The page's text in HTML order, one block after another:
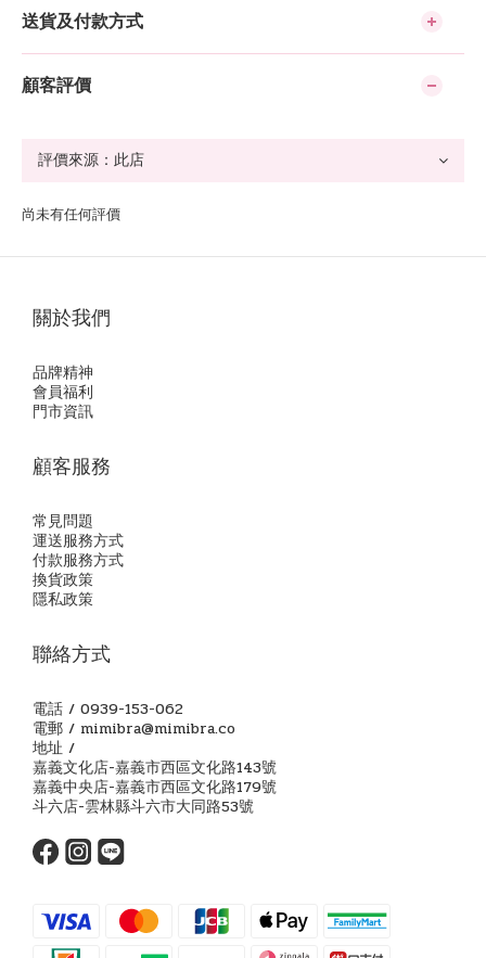
送貨及付款方式
顧客評價
尚未有任何評價
關於我們
品牌精神
會員福利
門市資訊
顧客服務
常見問題
運送服務方式
付款服務方式
換貨政策
隱私政策
聯絡方式
電話 / 0939-153-062
電郵 / mimibra@mimibra.co
地址 /
嘉義文化店-嘉義市西區文化路143號
嘉義中央店-嘉義市西區文化路179號
斗六店-雲林縣斗六市大同路53號